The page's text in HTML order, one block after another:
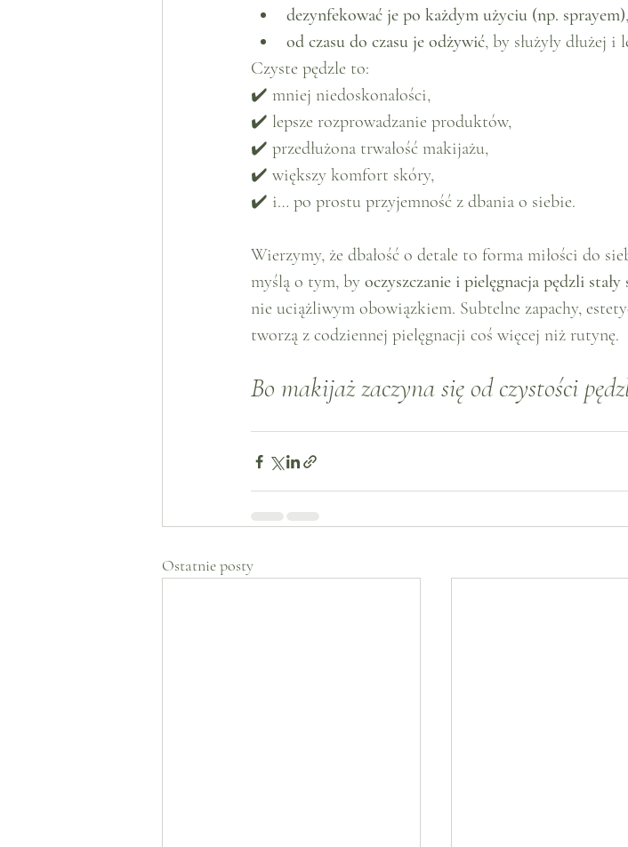
dezynfekować je po każdym użyciu (np. sprayem),
od czasu do czasu je odżywić, by służyły dłużej i
Czyste pędzle to:
✔️ mniej niedoskonałości,
✔️ lepsze rozprowadzanie produktów,
✔️ przedłużona trwałość makijażu,
✔️ większy komfort skóry,
✔️ i… po prostu przyjemność z dbania o siebie.
Wierzymy, że dbałość o detale to forma miłości do
myślą o tym, by oczyszczanie i pielęgnacja pędzli
nie uciążliwym obowiązkiem. Subtelne zapachy,
tworzą z codziennej pielęgnacji coś więcej niż rutynę.
Bo makijaż zaczyna się od czystości
Ostatnie posty